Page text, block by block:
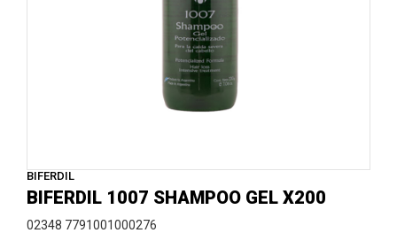
BIFERDIL
BIFERDIL 1007 SHAMPOO GEL X200
02348 7791001000276